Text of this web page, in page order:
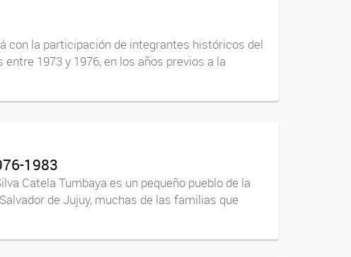
con la participación de integrantes históricos del
1973 y 1976, en los años previos a la
1983
Catela Tumbaya es un pequeño pueblo de la
de Jujuy, muchas de las familias que